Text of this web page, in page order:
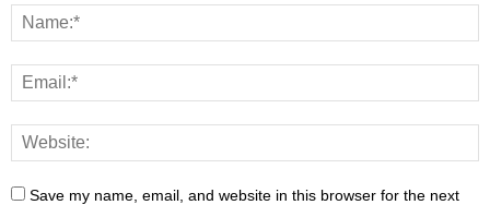
Save my name, email, and website in this browser for the next